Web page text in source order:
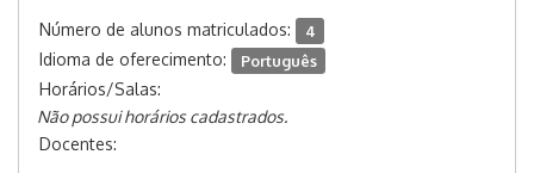
Número de alunos matriculados: 4
Idioma de oferecimento: Português
Horários/Salas:
Não possui horários cadastrados.
Docentes: